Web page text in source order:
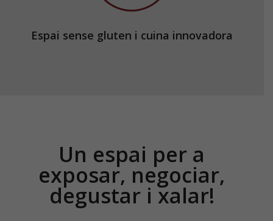
Espai sense gluten i cuina innovadora
Un espai per a
exposar, negociar,
degustar i xalar!